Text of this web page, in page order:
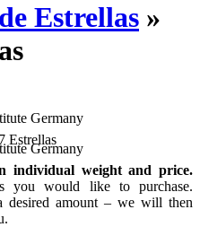
Estrellas »
individual weight and price.
you would like to purchase.
desired amount – we will then